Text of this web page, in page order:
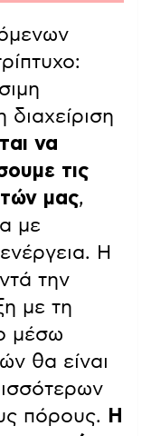
να
τις
μας,
με
Η
την
με τη
μέσω
θα είναι
πόρους.
Η